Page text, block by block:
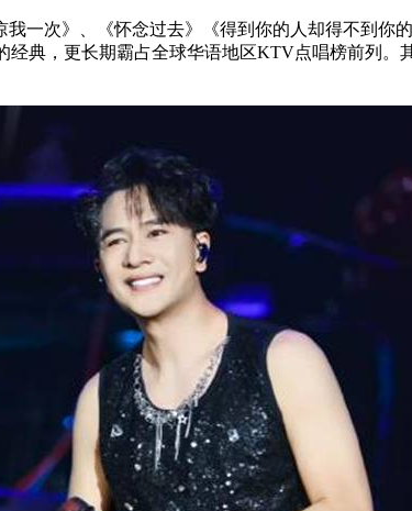
我一次》、《怀念过去》《得到你的人却得不到你
经典，更长期霸占全球华语地区KTV点唱榜前列。